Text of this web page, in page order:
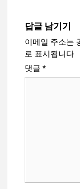
답글 남기기
이메일 주소는
로 표시됩니다
댓글 *